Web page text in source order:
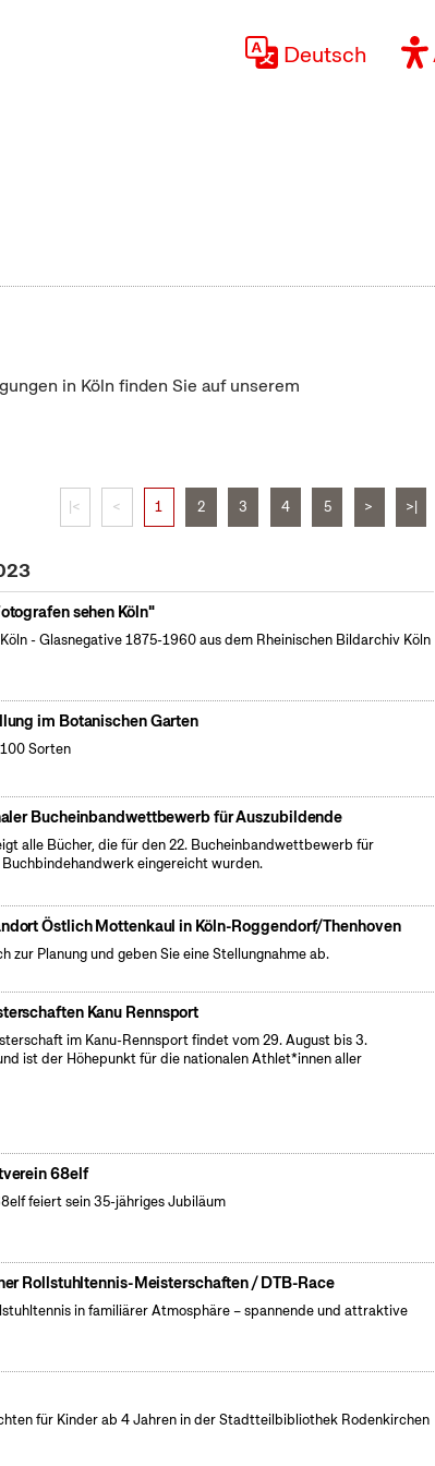
Deutsch
in Köln finden Sie auf unserem
|< < 1 2 3 4 5 > >|
sehen Köln"
- Glasnegative 1875-1960 aus dem Rheinischen Bildarchiv Köln
im Botanischen Garten
Sorten
Bucheinbandwettbewerb für Auszubildende
alle Bücher, die für den 22. Bucheinbandwettbewerb für
eingereicht wurden.
Östlich Mottenkaul in Köln-Roggendorf/Thenhoven
zur Planung und geben Sie eine Stellungnahme ab.
Kanu Rennsport
im Kanu-Rennsport findet vom 29. August bis 3.
ist der Höhepunkt für die nationalen Athlet*innen aller
68elf
feiert sein 35-jähriges Jubiläum
Rollstuhltennis-Meisterschaften / DTB-Race
in familiärer Atmosphäre – spannende und attraktive
für Kinder ab 4 Jahren in der Stadtteilbibliothek Rodenkirchen